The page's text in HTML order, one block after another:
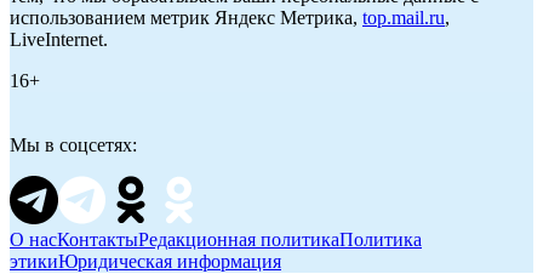
использованием метрик Яндекс Метрика, top.mail.ru,
LiveInternet.
16+
Мы в соцсетях:
О насКонтактыРедакционная политикаПолитика
этикиЮридическая информация